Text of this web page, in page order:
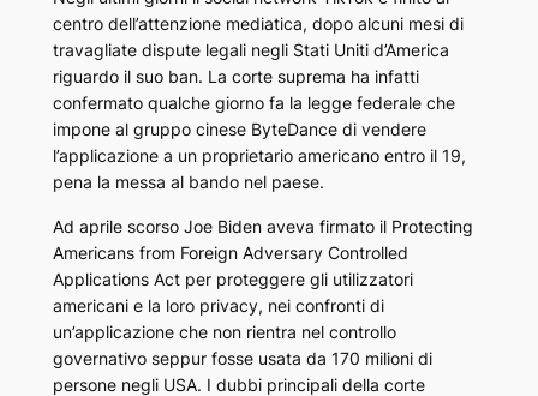
centro dell’attenzione mediatica, dopo alcuni mesi di
travagliate dispute legali negli Stati Uniti d’America
riguardo il suo ban. La corte suprema ha infatti
confermato qualche giorno fa la legge federale che
impone al gruppo cinese ByteDancedi vendere
l’applicazione a un proprietario americano entro il 19,
pena la messa al bando nel paese.
Ad aprile scorso Joe Biden aveva firmato il Protecting
Americans from Foreign Adversary Controlled
Applications Actper proteggere gli utilizzatori
americani e la loro privacy, nei confronti di
un’applicazione che non rientra nel controllo
governativo seppur fosse usata da 170 milioni di
persone negli USA. I dubbi principali della corte